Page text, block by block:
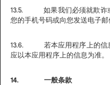
13.5. 如果我们必须就欺诈或
您的手机号码或向您发送电子邮
13.6. 若本应用程序上的信息
应以本应用程序上的信息为准。
14. 一般条款